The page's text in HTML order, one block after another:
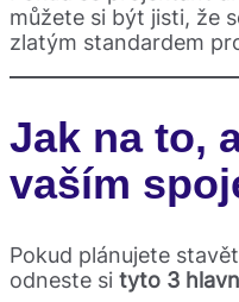
můžete si být jisti, že
zlatým standardem
Jak na to,
vaším
Pokud plánujete
odneste si tyto 3